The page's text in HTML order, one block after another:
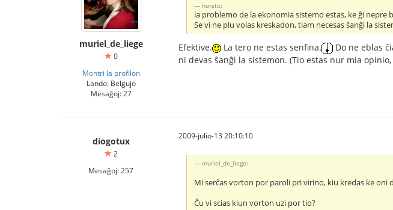
muriel_de_liege
0
Montri la profilon
Lando: Belgujo
Mesaĝoj: 27
horsto:
la problemo de la ekonomia sistemo estas, ke ĝi nepre
Se vi ne plu volas kreskadon, tiam necesas ŝanĝi la
Efektive. La tero ne estas senfina.
Do ne eblas
ni devas ŝanĝi la sistemon. (Tio estas nur mia
diogotux
2
Mesaĝoj: 257
2009-julio-13 20:10:10
muriel_de_liege:
Mi serĉas vorton por paroli pri virino, kiu kredas ke oni
Ĉu vi scias kiun vorton uzi por tio?